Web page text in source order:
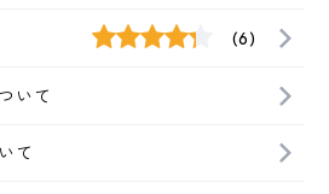
(6)
いて
て